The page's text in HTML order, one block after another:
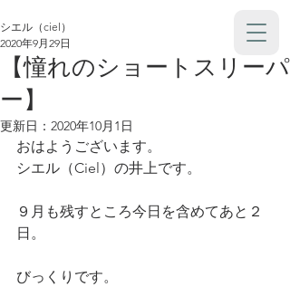
【憧れのショートスリーパ
ー】
シエル（ciel）
2020年9月29日
更新日： 2020年10月1日
おはようございます。
シエル（Ciel）の井上です。
９月も残すところ今日を含めてあと２
日。
びっくりです。